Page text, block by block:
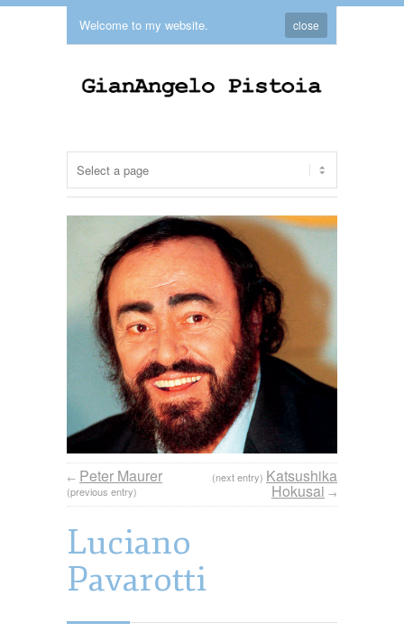
Welcome to my website. close
← Peter Maurer
(previous entry)
(next entry) Katsushika
Hokusai →
Luciano
Pavarotti